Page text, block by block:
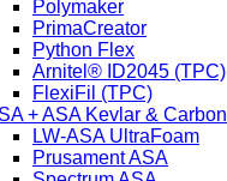
Polymaker
PrimaCreator
Python Flex
Arnitel® ID2045 (TPC)
FlexiFil (TPC)
+ ASA Kevlar & Carbon
LW-ASA UltraFoam
Prusament ASA